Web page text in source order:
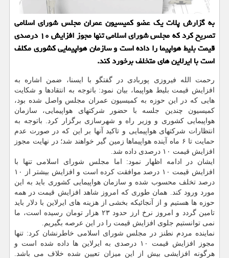
به گزارش پلات یک عضو کمیسیون عمران مجلس شورای اسلامی
تصریح کرد که مجلس شورای اسلامی تنها مجوز افزایش ۱۰ درصدی
قیمت بلیط هواپیما را داده است و سازمان هواپیمایی کشوری مکلف
است با ایرلاین های متخلف برخورد کند.
رحمت الله فیروزی پوربادی در گفتگو با ایسنا، ضمن اشاره به
افزایش قیمت بلیط هواپیما، بیان نمود: باتوجه به انتقادها و شکایت
هایی که در این حوزه به کمیسیون عمران مجلس واصل شده بود،
کمیسیون چندین جلسه با حضور شرکتهای هواپیمایی، سازمان
هواپیمایی کشوری و وزیر راه و شهرسازی برگزار کرد. باتوجه به
انتظارات شرکتهای هواپیمایی و تاکید آنها بر این که در صورت عدم
حمایت تا ۶ ماه آینده هواپیماها زمین گیر خواهند شد؛ در نهایت مجوز
افزایش قیمت ۱۰ درصدی داده شد.
ایشان در ادامه اظهار نمود: اما مجلس شورای اسلامی تنها با
افزایش قیمت ۱۰ درصد موافقت کرده است و افزایش بیشتر از ۱۰
درصد تخلف محسوب شده و سازمان هواپیمایی کشوری باید به این
مورد ورود کند. همان طوری که امروز شاهد افزایش قیمت در همه
حوزه ها هستیم و از آنجائیکه بخشی از هزینه های ایرلاین با دلار باید
تامین گردد و امروز نرخ ارز حدود ۲۳ هزار تومان رسیده است، ما
نمی توانستیم جلوی افزایش قیمت را در این عرصه بگیریم.
نماینده مردم نطنز در مجلس شورای اسلامی خاطرنشان کرد: تنها
مجوز افزایش قیمت ۱۰ درصدی به ایرلاین ها داده شده است و
هرگونه افزایشی بیش از این میزان تعیین شده خلاف می باشد.